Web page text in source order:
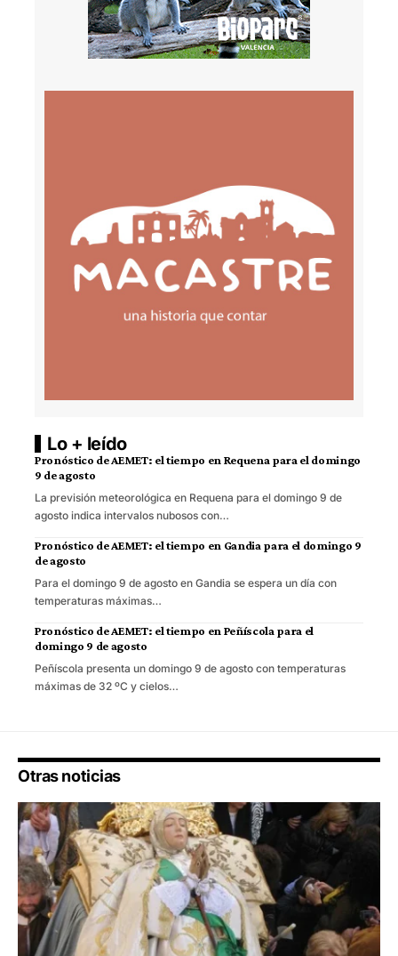
Lo + leído
Pronóstico de AEMET: el tiempo en Requena para el domingo
9 de agosto
La previsión meteorológica en Requena para el domingo 9 de
agosto indica intervalos nubosos con…
Pronóstico de AEMET: el tiempo en Gandia para el domingo 9
de agosto
Para el domingo 9 de agosto en Gandia se espera un día con
temperaturas máximas…
Pronóstico de AEMET: el tiempo en Peñíscola para el
domingo 9 de agosto
Peñíscola presenta un domingo 9 de agosto con temperaturas
máximas de 32 ºC y cielos…
Otras noticias